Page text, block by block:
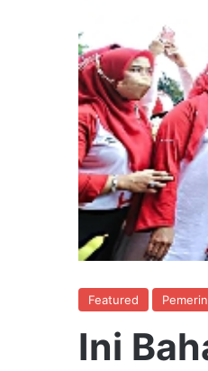
Featured
Ini